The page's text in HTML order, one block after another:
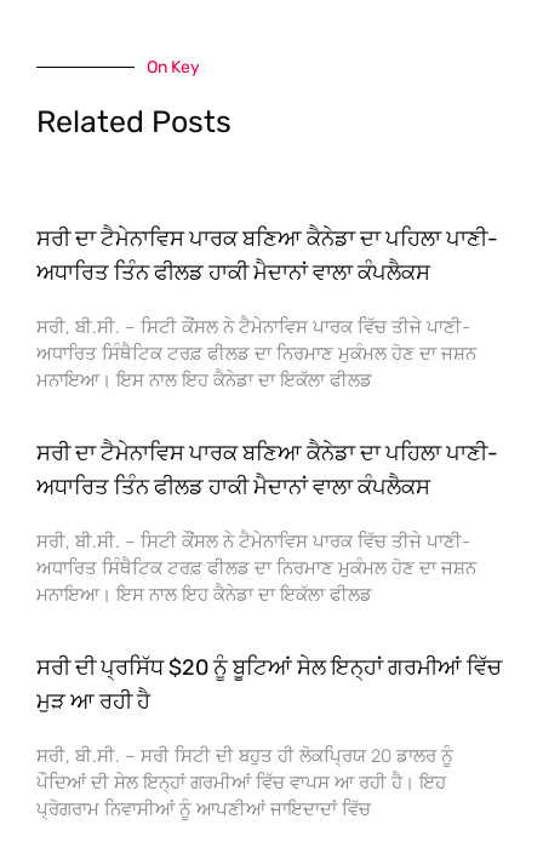
On Key
Related Posts
ਸਰੀ ਦਾ ਟੈਮੇਨਾਵਿਸ ਪਾਰਕ ਬਣਿਆ ਕੈਨੇਡਾ ਦਾ ਪਹਿਲਾ ਪਾਣੀ-
ਅਧਾਰਿਤ ਤਿੰਨ ਫੀਲਡ ਹਾਕੀ ਮੈਦਾਨਾਂ ਵਾਲਾ ਕੰਪਲੈਕਸ
ਸਰੀ, ਬੀ.ਸੀ. – ਸਿਟੀ ਕੌਂਸਲ ਨੇ ਟੈਮੇਨਾਵਿਸ ਪਾਰਕ ਵਿੱਚ ਤੀਜੇ ਪਾਣੀ-
ਅਧਾਰਿਤ ਸਿੰਥੈਟਿਕ ਟਰਫ਼ ਫੀਲਡ ਦਾ ਨਿਰਮਾਣ ਮੁਕੰਮਲ ਹੋਣ ਦਾ ਜਸ਼ਨ
ਮਨਾਇਆ। ਇਸ ਨਾਲ ਇਹ ਕੈਨੇਡਾ ਦਾ ਇਕੱਲਾ ਫੀਲਡ
ਸਰੀ ਦਾ ਟੈਮੇਨਾਵਿਸ ਪਾਰਕ ਬਣਿਆ ਕੈਨੇਡਾ ਦਾ ਪਹਿਲਾ ਪਾਣੀ-
ਅਧਾਰਿਤ ਤਿੰਨ ਫੀਲਡ ਹਾਕੀ ਮੈਦਾਨਾਂ ਵਾਲਾ ਕੰਪਲੈਕਸ
ਸਰੀ, ਬੀ.ਸੀ. – ਸਿਟੀ ਕੌਂਸਲ ਨੇ ਟੈਮੇਨਾਵਿਸ ਪਾਰਕ ਵਿੱਚ ਤੀਜੇ ਪਾਣੀ-
ਅਧਾਰਿਤ ਸਿੰਥੈਟਿਕ ਟਰਫ਼ ਫੀਲਡ ਦਾ ਨਿਰਮਾਣ ਮੁਕੰਮਲ ਹੋਣ ਦਾ ਜਸ਼ਨ
ਮਨਾਇਆ। ਇਸ ਨਾਲ ਇਹ ਕੈਨੇਡਾ ਦਾ ਇਕੱਲਾ ਫੀਲਡ
ਸਰੀ ਦੀ ਪ੍ਰਸਿੱਧ $20 ਨੂੰ ਬੂਟਿਆਂ ਸੇਲ ਇਨ੍ਹਾਂ ਗਰਮੀਆਂ ਵਿੱਚ
ਮੁੜ ਆ ਰਹੀ ਹੈ
ਸਰੀ, ਬੀ.ਸੀ. – ਸਰੀ ਸਿਟੀ ਦੀ ਬਹੁਤ ਹੀ ਲੋਕਪ੍ਰਿਯ 20 ਡਾਲਰ ਨੂੰ
ਪੌਦਿਆਂ ਦੀ ਸੇਲ ਇਨ੍ਹਾਂ ਗਰਮੀਆਂ ਵਿੱਚ ਵਾਪਸ ਆ ਰਹੀ ਹੈ। ਇਹ
ਪ੍ਰੋਗਰਾਮ ਨਿਵਾਸੀਆਂ ਨੂੰ ਆਪਣੀਆਂ ਜਾਇਦਾਦਾਂ ਵਿੱਚ